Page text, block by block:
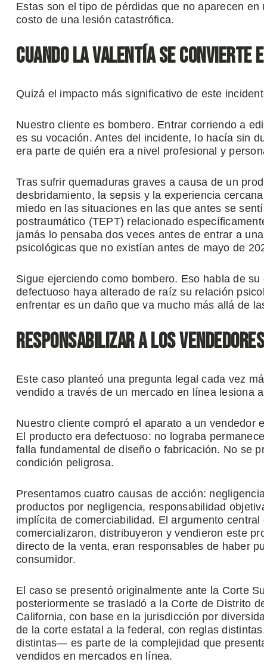
Estas son el tipo de pérdidas que no aparecen
costo de una lesión catastrófica.
Cuando la valentía se convierte
Quizá el impacto más significativo de este
Nuestro cliente es bombero. Entrar corriendo a
es su vocación. Antes del incidente, lo hacía sin
era parte de quién era a nivel profesional y
Tras sufrir quemaduras graves a causa de un
desbridamiento, la sepsis y la experiencia
miedo en las situaciones en las que antes se
postraumático (TEPT) relacionado
jamás lo pensaba dos veces antes de entrar a
psicológicas que no existían antes de mayo de
Sigue ejerciendo como bombero. Eso habla de
defectuoso haya alterado de raíz su relación
enfrentar es un daño que va mucho más allá de
Responsabilizar a los
Este caso planteó una pregunta legal cada vez
vendido a través de un mercado en línea lesiona
Nuestro cliente compró el aparato a un vendedor
El producto era defectuoso: no lograba
falla fundamental de diseño o fabricación. No se
condición peligrosa.
Presentamos cuatro causas de acción:
productos por negligencia, responsabilidad
implícita de comerciabilidad. El argumento
comercializaron, distribuyeron y vendieron este
directo de la venta, eran responsables de haber
consumidor.
El caso se presentó originalmente ante la Corte
posteriormente se trasladó a la Corte de Distrito
California, con base en la jurisdicción por
de la corte estatal a la federal, con reglas
distintas— es parte de la complejidad que
vendidos en mercados en línea.